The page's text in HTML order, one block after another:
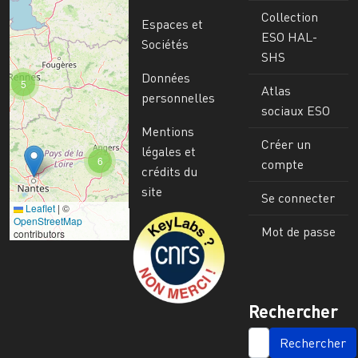
6
5
Leaflet | ©
OpenStreetMap
contributors
Espaces et
Sociétés
Données
personnelles
Mentions
légales et
crédits du
site
Image
Collection
ESO HAL-
SHS
Atlas
sociaux ESO
Créer un
compte
Se connecter
Mot de passe
Rechercher
SEARCH